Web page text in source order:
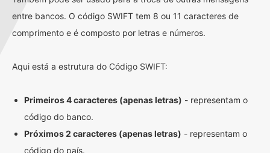
entre bancos. O código SWIFT tem 8 ou 11 caracteres de
comprimento e é composto por letras e números.
Aqui está a estrutura do Código SWIFT:
Primeiros 4 caracteres (apenas letras) - representam o
código do banco.
Próximos 2 caracteres (apenas letras) - representam o
código do país.